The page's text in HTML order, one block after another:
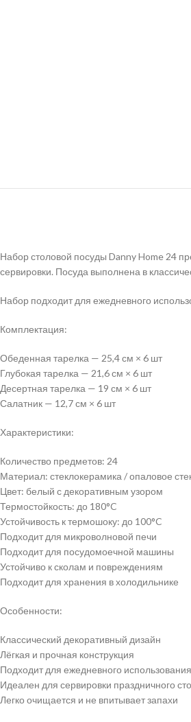
Набор столовой посуды Danny Home 24
сервировки. Посуда выполнена в
Набор подходит для ежедневного
Комплектация:
Обеденная тарелка — 25,4 см × 6 шт
Глубокая тарелка — 21,6 см × 6 шт
Десертная тарелка — 19 см × 6 шт
Салатник — 12,7 см × 6 шт
Характеристики:
Количество предметов: 24
Материал: стеклокерамика / опаловое
Цвет: белый с декоративным узором
Термостойкость: до 180°C
Устойчивость к термошоку: до 100°C
Подходит для микроволновой печи
Подходит для посудомоечной машины
Устойчиво к сколам и повреждениям
Подходит для хранения в холодильнике
Особенности:
Классический декоративный дизайн
Лёгкая и прочная конструкция
Подходит для ежедневного использования
Идеален для сервировки праздничного
Легко очищается и не впитывает запахи